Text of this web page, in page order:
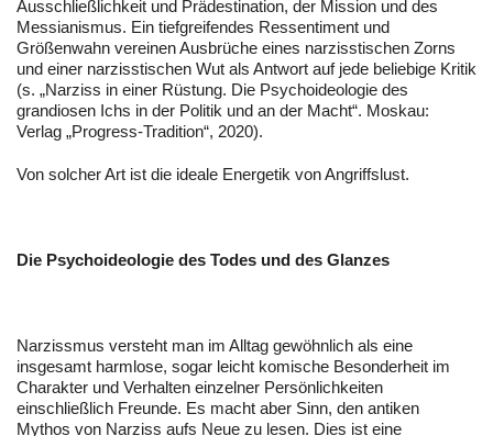
Ausschließlichkeit und Prädestination, der Mission und des
Messianismus. Ein tiefgreifendes Ressentiment und
Größenwahn vereinen Ausbrüche eines narzisstischen Zorns
und einer narzisstischen Wut als Antwort auf jede beliebige Kritik
(s. „Narziss in einer Rüstung. Die Psychoideologie des
grandiosen Ichs in der Politik und an der Macht“. Moskau:
Verlag „Progress-Tradition“, 2020).
Von solcher Art ist die ideale Energetik von Angriffslust.
Die Psychoideologie des Todes und des Glanzes
Narzissmus versteht man im Alltag gewöhnlich als eine
insgesamt harmlose, sogar leicht komische Besonderheit im
Charakter und Verhalten einzelner Persönlichkeiten
einschließlich Freunde. Es macht aber Sinn, den antiken
Mythos von Narziss aufs Neue zu lesen. Dies ist eine